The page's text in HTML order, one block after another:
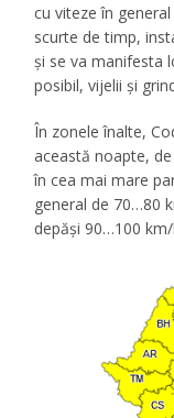
cu viteze în
scurte de timp,
și se va manifesta
posibil, vijelii și
În zonele înalte,
această noapte,
în cea mai mare
general de 70…80
depăși 90…100